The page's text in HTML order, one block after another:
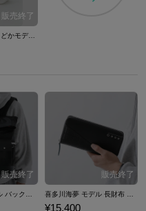
アルティメットまどかモデルバッグ カバン 魔法少女まどか☆マギカ
¥15,400